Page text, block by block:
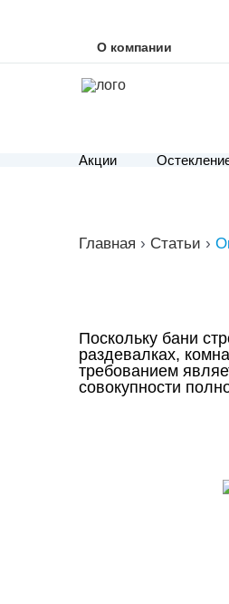
О компании
Акции
Главная › Статьи ›
Поскольку бани
раздевалках,
требованием
совокупности